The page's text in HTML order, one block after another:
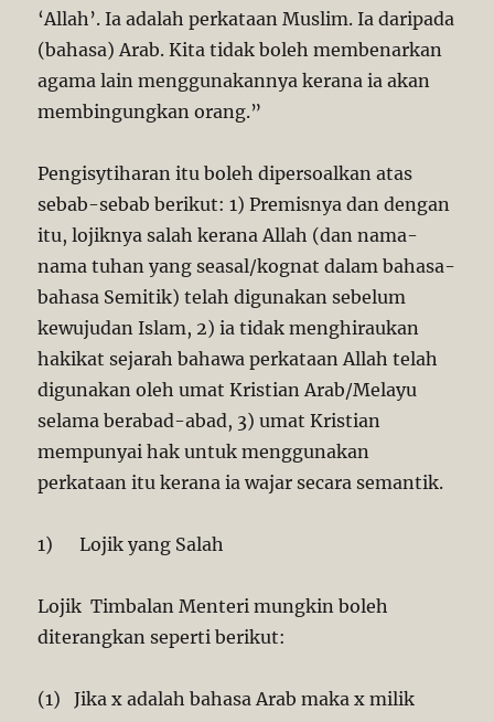
‘Allah’. Ia adalah perkataan Muslim. Ia daripada
(bahasa) Arab. Kita tidak boleh membenarkan
agama lain menggunakannya kerana ia akan
membingungkan orang.”
Pengisytiharan itu boleh dipersoalkan atas
sebab-sebab berikut: 1) Premisnya dan dengan
itu, lojiknya salah kerana Allah (dan nama-
nama tuhan yang seasal/kognat dalam bahasa-
bahasa Semitik) telah digunakan sebelum
kewujudan Islam, 2) ia tidak menghiraukan
hakikat sejarah bahawa perkataan Allah telah
digunakan oleh umat Kristian Arab/Melayu
selama berabad-abad, 3) umat Kristian
mempunyai hak untuk menggunakan
perkataan itu kerana ia wajar secara semantik.
1) Lojik yang Salah
Lojik Timbalan Menteri mungkin boleh
diterangkan seperti berikut:
(1) Jika x adalah bahasa Arab maka x milik